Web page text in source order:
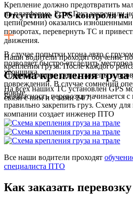
Крепление должно предотвратить
на платформе. Если Груз закрепили
цепи(ремни) оказались изношенными
поворотах, перевернуть ТС и
движения.
Наши водители проходят обучение
крепления груза. После каждого
стяжные ремни, цепи, талрепы и
повреждений. В случае сомнений
новые.
Отсутствие GPS контроля на
В случае попытки угона авто с
позволяет быстро отследить
угонщика.
На всех наших ТС установлен GPS
связи с ним и с вами 24/7.
Схема крепления груза
Безопасность перевозки начинается
правильно закрепить груз. Схему
компании создает инженер ПТО
Все наши водители проходят
специалиста ПТО
Как заказать